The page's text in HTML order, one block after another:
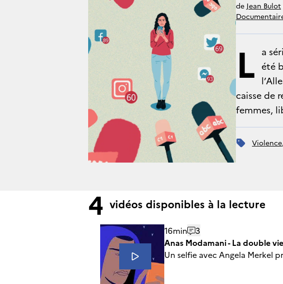
de Jean Bulot
L a
été
caisse de
femmes,
violence,
4 vidéos disponibles à la lecture
16min
3
Anas Modamani - La double
Un selfie avec Angela Merkel